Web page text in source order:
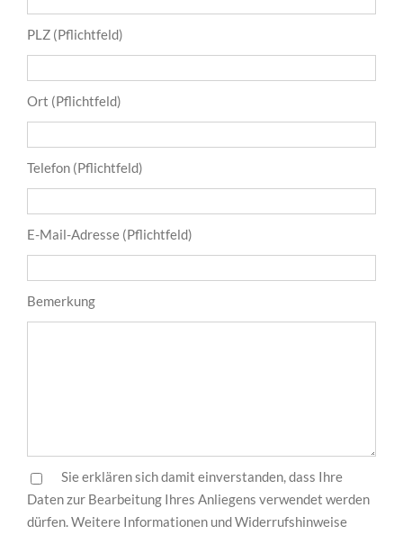
PLZ (Pflichtfeld)
Ort (Pflichtfeld)
Telefon (Pflichtfeld)
E-Mail-Adresse (Pflichtfeld)
Bemerkung
Sie erklären sich damit einverstanden, dass Ihre
Daten zur Bearbeitung Ihres Anliegens verwendet werden
dürfen. Weitere Informationen und Widerrufshinweise